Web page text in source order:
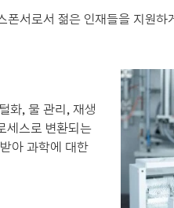
서로서 젊은 인재들을 지원
화, 물 관리, 재생
세스로 변환되는
아 과학에 대한